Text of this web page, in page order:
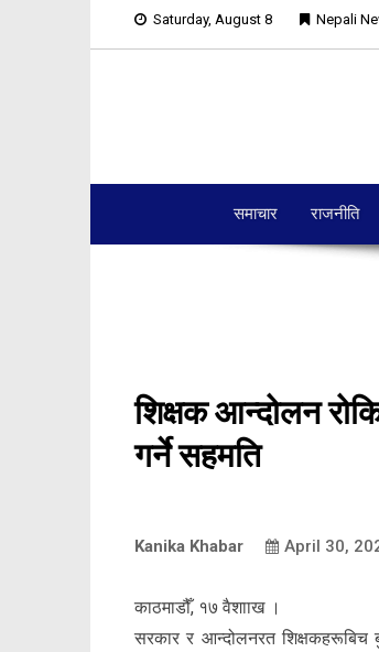
Saturday, August 8 Nepali
समाचार राजनीति
शिक्षक आन्दोलन
गर्ने सहमति
Kanika Khabar April 30,
काठमाडौँ, १७ वैशााख ।
सरकार र आन्दोलनरत शिक्षकहरूबिच